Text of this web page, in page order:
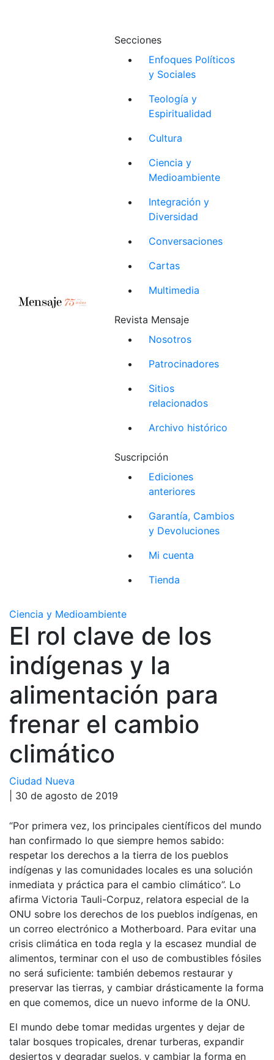
Secciones
Enfoques Políticos
y Sociales
Teología y
Espiritualidad
Cultura
Ciencia y
Medioambiente
Integración y
Diversidad
Conversaciones
Cartas
Multimedia
Revista Mensaje
Nosotros
Patrocinadores
Sitios
relacionados
Archivo histórico
Suscripción
Ediciones
anteriores
Garantía, Cambios
y Devoluciones
Mi cuenta
Tienda
Ciencia y Medioambiente
El rol clave de los
indígenas y la
alimentación para
frenar el cambio
climático
Ciudad Nueva
| 30 de agosto de 2019
“Por primera vez, los principales científicos del mundo
han confirmado lo que siempre hemos sabido:
respetar los derechos a la tierra de los pueblos
indígenas y las comunidades locales es una solución
inmediata y práctica para el cambio climático”. Lo
afirma Victoria Tauli-Corpuz, relatora especial de la
ONU sobre los derechos de los pueblos indígenas, en
un correo electrónico a Motherboard. Para evitar una
crisis climática en toda regla y la escasez mundial de
alimentos, terminar con el uso de combustibles fósiles
no será suficiente: también debemos restaurar y
preservar las tierras, y cambiar drásticamente la forma
en que comemos, dice un nuevo informe de la ONU.
El mundo debe tomar medidas urgentes y dejar de
talar bosques tropicales, drenar turberas, expandir
desiertos y degradar suelos, y cambiar la forma en